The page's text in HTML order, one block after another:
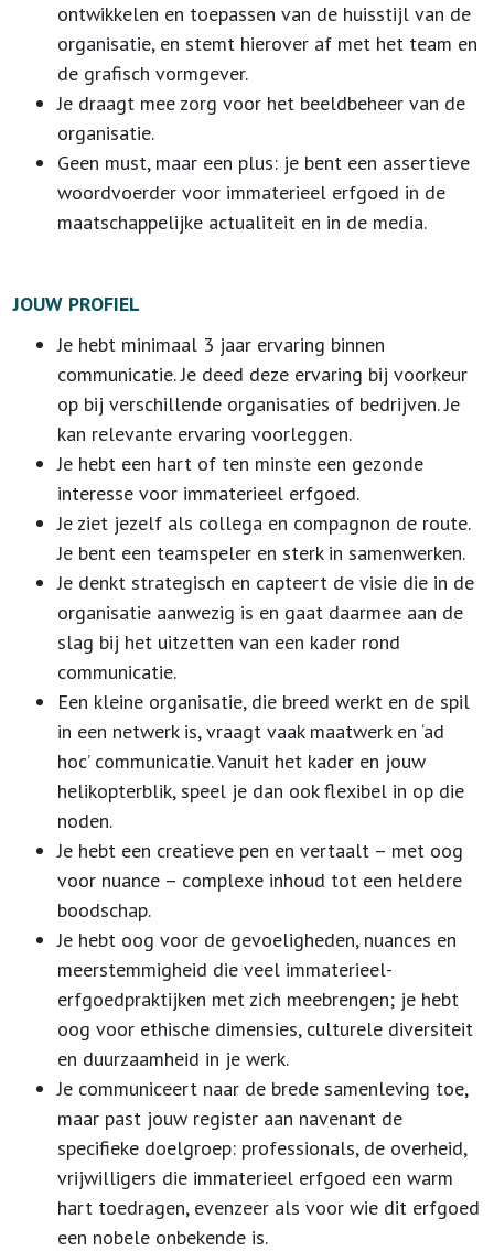
ontwikkelen en toepassen van de huisstijl van de
organisatie, en stemt hierover af met het team en
de grafisch vormgever.
Je draagt mee zorg voor het beeldbeheer van de
organisatie.
Geen must, maar een plus: je bent een assertieve
woordvoerder voor immaterieel erfgoed in de
maatschappelijke actualiteit en in de media.
JOUW PROFIEL
Je hebt minimaal 3 jaar ervaring binnen
communicatie. Je deed deze ervaring bij voorkeur
op bij verschillende organisaties of bedrijven. Je
kan relevante ervaring voorleggen.
Je hebt een hart of ten minste een gezonde
interesse voor immaterieel erfgoed.
Je ziet jezelf als collega en compagnon de route.
Je bent een teamspeler en sterk in samenwerken.
Je denkt strategisch en capteert de visie die in de
organisatie aanwezig is en gaat daarmee aan de
slag bij het uitzetten van een kader rond
communicatie.
Een kleine organisatie, die breed werkt en de spil
in een netwerk is, vraagt vaak maatwerk en ‘ad
hoc’ communicatie. Vanuit het kader en jouw
helikopterblik, speel je dan ook flexibel in op die
noden.
Je hebt een creatieve pen en vertaalt – met oog
voor nuance – complexe inhoud tot een heldere
boodschap.
Je hebt oog voor de gevoeligheden, nuances en
meerstemmigheid die veel immaterieel-
erfgoedpraktijken met zich meebrengen; je hebt
oog voor ethische dimensies, culturele diversiteit
en duurzaamheid in je werk.
Je communiceert naar de brede samenleving toe,
maar past jouw register aan navenant de
specifieke doelgroep: professionals, de overheid,
vrijwilligers die immaterieel erfgoed een warm
hart toedragen, evenzeer als voor wie dit erfgoed
een nobele onbekende is.